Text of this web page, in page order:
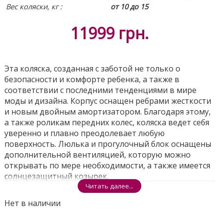
Вес коляски, кг :
от 10 до 15
11999 грн.
Эта коляска, созданная с заботой не только о
безопасности и комфорте ребенка, а также в
соответствии с последними тенденциями в мире
моды и дизайна. Корпус оснащен ребрами жесткости
и новым двойным амортизатором. Благодаря этому,
а также роликам передних колес, коляска ведет себя
уверенно и плавно преодолевает любую
поверхность. Люлька и прогулочный блок оснащены
дополнительной вентиляцией, которую можно
открывать по мере необходимости, а также имеется
солнцезащитный козырек.
Снизу люльки есть регулируемое дополнительное
вентиляционное отверстие. Так же есть
Читать далее...
Нет в наличии